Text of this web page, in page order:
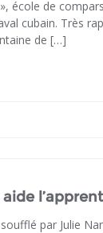
école de
cubain. Très
de […]
par Julie